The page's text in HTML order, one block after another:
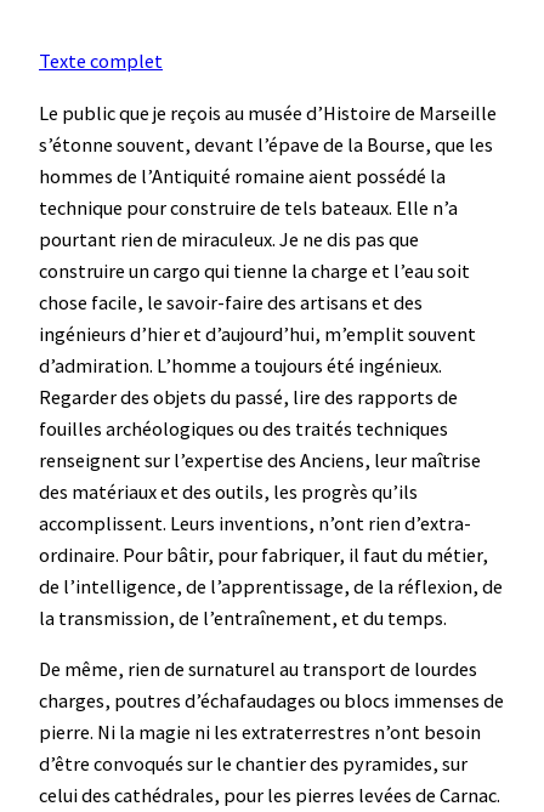
Texte complet
Le public que je reçois au musée d’Histoire de Marseille
s’étonne souvent, devant l’épave de la Bourse, que les
hommes de l’Antiquité romaine aient possédé la
technique pour construire de tels bateaux. Elle n’a
pourtant rien de miraculeux. Je ne dis pas que
construire un cargo qui tienne la charge et l’eau soit
chose facile, le savoir-faire des artisans et des
ingénieurs d’hier et d’aujourd’hui, m’emplit souvent
d’admiration. L’homme a toujours été ingénieux.
Regarder des objets du passé, lire des rapports de
fouilles archéologiques ou des traités techniques
renseignent sur l’expertise des Anciens, leur maîtrise
des matériaux et des outils, les progrès qu’ils
accomplissent. Leurs inventions, n’ont rien d’extra-
ordinaire. Pour bâtir, pour fabriquer, il faut du métier,
de l’intelligence, de l’apprentissage, de la réflexion, de
la transmission, de l’entraînement, et du temps.
De même, rien de surnaturel au transport de lourdes
charges, poutres d’échafaudages ou blocs immenses de
pierre. Ni la magie ni les extraterrestres n’ont besoin
d’être convoqués sur le chantier des pyramides, sur
celui des cathédrales, pour les pierres levées de Carnac.